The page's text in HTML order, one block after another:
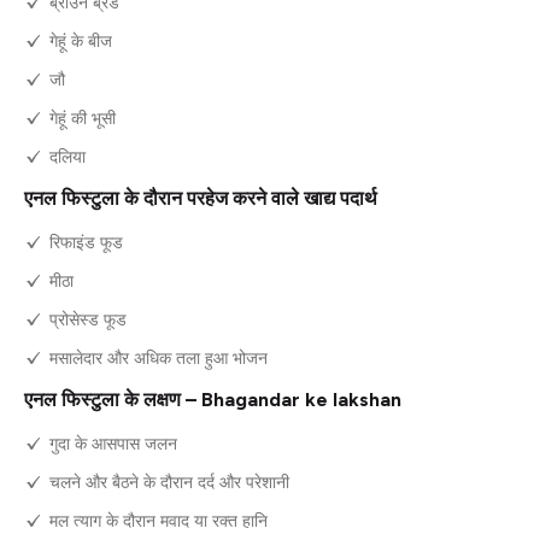
गेहूं के बीज
जौ
गेहूं की भूसी
दलिया
एनल फिस्टुला के दौरान परहेज करने वाले खाद्य पदार्थ
रिफाइंड फूड
मीठा
प्रोसेस्ड फूड
मसालेदार और अधिक तला हुआ भोजन
एनल फिस्टुला के लक्षण – Bhagandar ke lakshan
गुदा के आसपास जलन
चलने और बैठने के दौरान दर्द और परेशानी
मल त्याग के दौरान मवाद या रक्त हानि